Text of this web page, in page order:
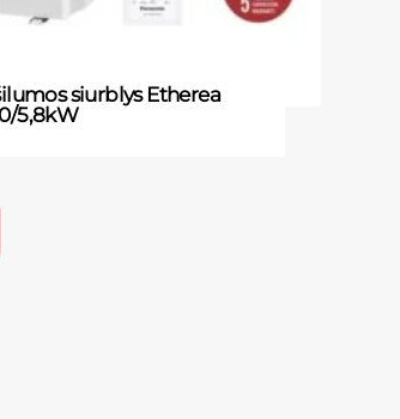
siurblys Etherea
5,8kW